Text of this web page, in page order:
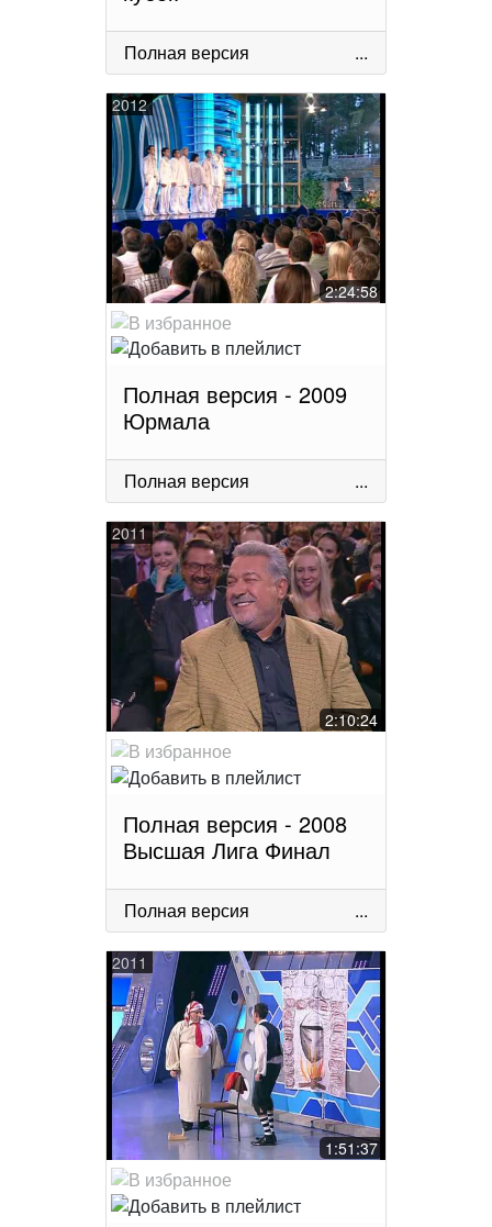
Полная версия ...
2012
2:24:58
Полная версия - 2009
Юрмала
Полная версия ...
2011
2:10:24
Полная версия - 2008
Высшая Лига Финал
Полная версия ...
2011
1:51:37